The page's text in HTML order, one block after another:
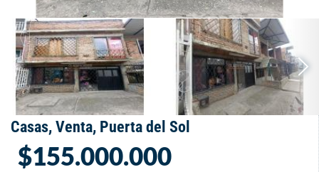
Casas, Venta, Puerta del Sol
$155.000.000